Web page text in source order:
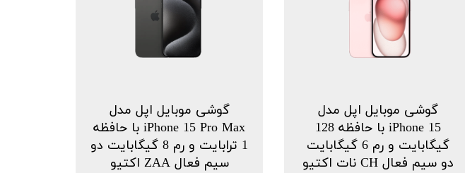
گوشی موبایل اپل مدل
iPhone 15 با حافظه 128
گیگابایت و رم 6 گیگابایت
دو سیم فعال CH نات اکتیو
گوشی موبایل اپل مدل
iPhone 15 Pro Max با حافظه
1 ترابایت و رم 8 گیگابایت دو
سیم فعال ZAA اکتیو